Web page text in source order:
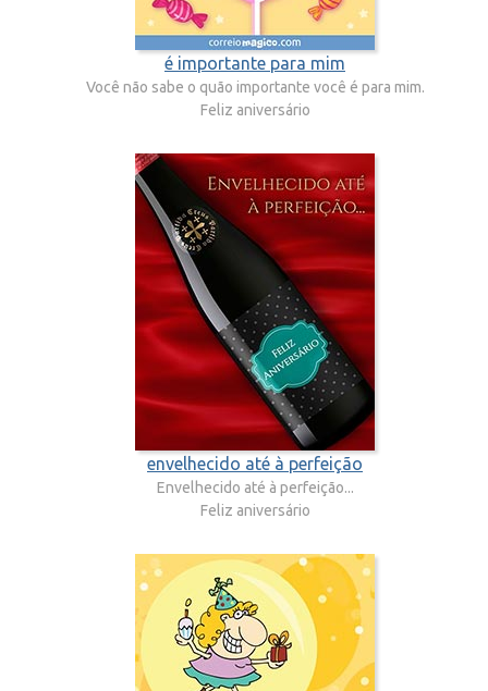
é importante para mim
Você não sabe o quão importante você é para mim.
Feliz aniversário
envelhecido até à perfeição
Envelhecido até à perfeição...
Feliz aniversário